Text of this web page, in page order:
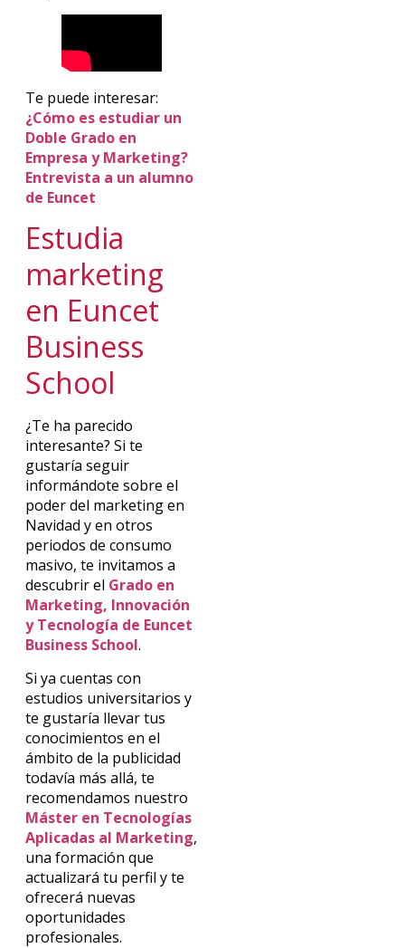
Te puede interesar:
¿Cómo es estudiar un
Doble Grado en
Empresa y Marketing?
Entrevista a un alumno
de Euncet
Estudia
marketing
en Euncet
Business
School
¿Te ha parecido
interesante? Si te
gustaría seguir
informándote sobre el
poder del marketing en
Navidad y en otros
periodos de consumo
masivo, te invitamos a
descubrir el Grado en
Marketing, Innovación
y Tecnología de Euncet
Business School.
Si ya cuentas con
estudios universitarios y
te gustaría llevar tus
conocimientos en el
ámbito de la publicidad
todavía más allá, te
recomendamos nuestro
Máster en Tecnologías
Aplicadas al Marketing,
una formación que
actualizará tu perfil y te
ofrecerá nuevas
oportunidades
profesionales.